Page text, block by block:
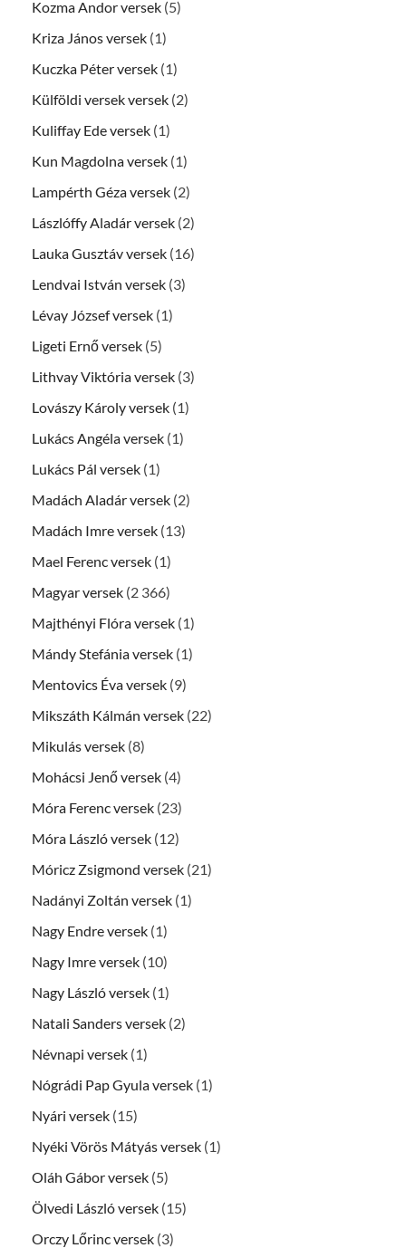
Kozma Andor versek (5)
Kriza János versek (1)
Kuczka Péter versek (1)
Külföldi versek versek (2)
Kuliffay Ede versek (1)
Kun Magdolna versek (1)
Lampérth Géza versek (2)
Lászlóffy Aladár versek (2)
Lauka Gusztáv versek (16)
Lendvai István versek (3)
Lévay József versek (1)
Ligeti Ernő versek (5)
Lithvay Viktória versek (3)
Lovászy Károly versek (1)
Lukács Angéla versek (1)
Lukács Pál versek (1)
Madách Aladár versek (2)
Madách Imre versek (13)
Mael Ferenc versek (1)
Magyar versek (2 366)
Majthényi Flóra versek (1)
Mándy Stefánia versek (1)
Mentovics Éva versek (9)
Mikszáth Kálmán versek (22)
Mikulás versek (8)
Mohácsi Jenő versek (4)
Móra Ferenc versek (23)
Móra László versek (12)
Móricz Zsigmond versek (21)
Nadányi Zoltán versek (1)
Nagy Endre versek (1)
Nagy Imre versek (10)
Nagy László versek (1)
Natali Sanders versek (2)
Névnapi versek (1)
Nógrádi Pap Gyula versek (1)
Nyári versek (15)
Nyéki Vörös Mátyás versek (1)
Oláh Gábor versek (5)
Ölvedi László versek (15)
Orczy Lőrinc versek (3)